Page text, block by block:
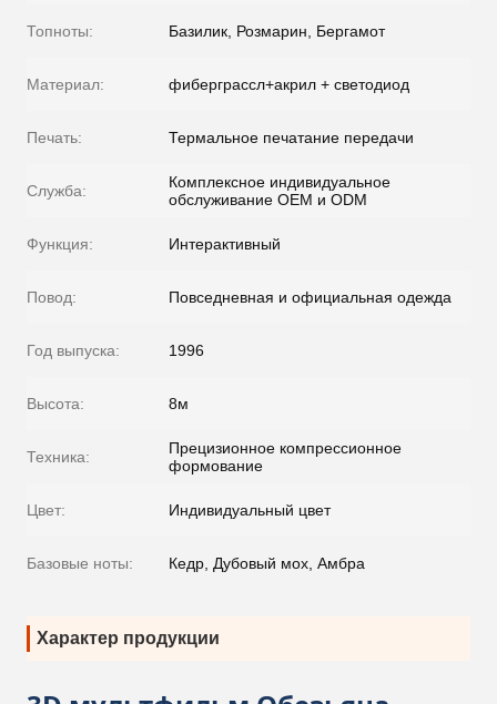
Топноты: Базилик, Розмарин, Бергамот
Материал: фиберграссл+акрил + светодиод
Печать: Термальное печатание передачи
Служба:
Комплексное индивидуальное
обслуживание OEM и ODM
Функция: Интерактивный
Повод: Повседневная и официальная одежда
Год выпуска: 1996
Высота: 8м
Техника:
Прецизионное компрессионное
формование
Цвет: Индивидуальный цвет
Базовые ноты: Кедр, Дубовый мох, Амбра
Характер продукции